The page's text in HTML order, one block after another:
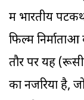
में भारतीय
फिल्म
तौर पर यह
का नजरिया है,